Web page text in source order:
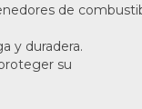
de
y duradera.
su